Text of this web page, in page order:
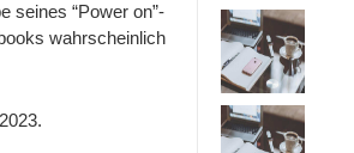
seines “Power on”-
wahrscheinlich